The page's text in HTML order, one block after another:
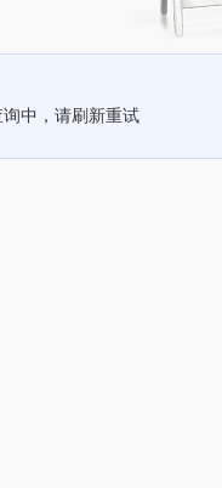
中，请刷新重试